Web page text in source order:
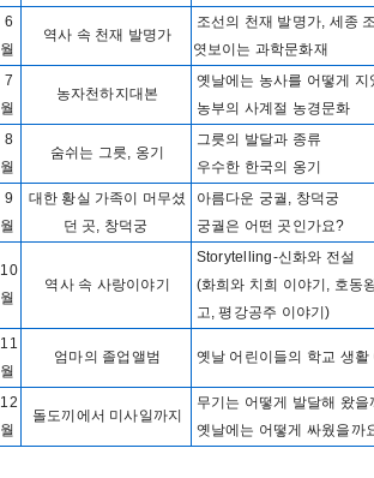
6
월
역사 속 천재 발명가
조선의 천재 발명가, 세종
엿보이는 과학문화재
7
월
농자천하지대본
옛날에는 농사를 어떻게 지
농부의 사계절 농경문화
8
월
숨쉬는 그릇, 옹기
그릇의 발달과 종류
우수한 한국의 옹기
9
월
대한 황실 가족이 머무셨
던 곳, 창덕궁
아름다운 궁궐, 창덕궁
궁궐은 어떤 곳인가요?
10
월
역사 속 사랑이야기
Storytelling-신화와 전설
(화희와 치희 이야기, 호동
고, 평강공주 이야기)
11
월
엄마의 졸업앨범 옛날 어린이들의 학교 생활
12
월
돌도끼에서 미사일까지
무기는 어떻게 발달해 왔을
옛날에는 어떻게 싸웠을까